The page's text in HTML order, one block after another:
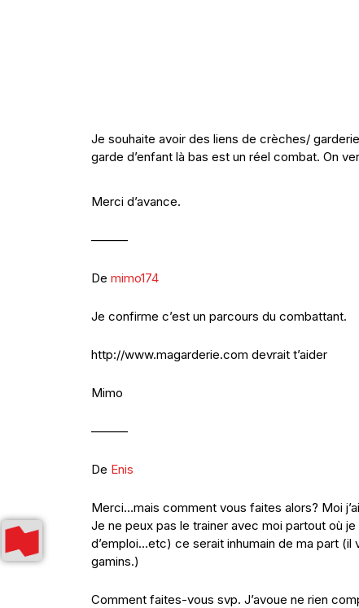
Je souhaite avoir des liens de crèches/
garde d’enfant là bas est un réel combat. On
Merci d’avance.
———
De mimo174
Je confirme c’est un parcours du combattant.
http://www.magarderie.com devrait t’aider
Mimo
———
De Enis
Merci…mais comment vous faites alors? Moi
Je ne peux pas le trainer avec moi partout où
d’emploi…etc) ce serait inhumain de ma part
gamins.)
Comment faites-vous svp. J’avoue ne rien